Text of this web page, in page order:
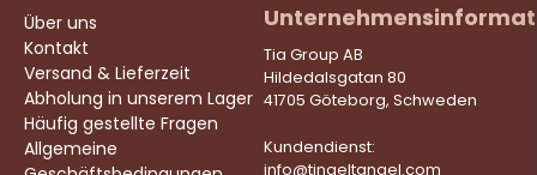
Über uns
Kontakt
Versand & Lieferzeit
Abholung in unserem Lager
Häufig gestellte Fragen
Allgemeine
Tia Group AB
Hildedalsgatan 80
41705 Göteborg, Schweden
Kundendienst:
info@tingeltangel.com